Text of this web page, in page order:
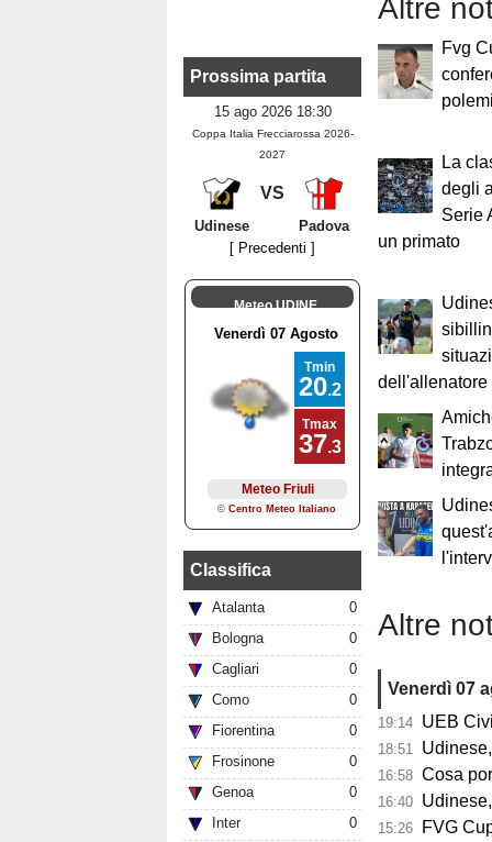
Prossima partita
15 ago 2026 18:30
Coppa Italia Frecciarossa 2026-
2027
VS
Udinese
Padova
[ Precedenti ]
Meteo UDINE
Classifica
Atalanta
0
Bologna
0
Cagliari
0
Como
0
Fiorentina
0
Frosinone
0
Genoa
0
Inter
0
Altre
Fvg
La
degli
Serie
un primato
dell'allenatore
Altre
Venerdì 07
19:14 UEB
18:51
16:58 Cosa porta
16:40
15:26 FVG